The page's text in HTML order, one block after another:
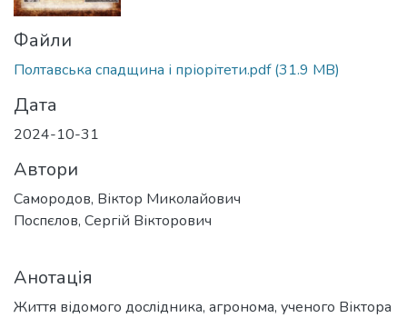
Файли
Полтавська спадщина і пріорітети.pdf(31.9 MB)
Дата
2024-10-31
Автори
Самородов, Віктор Миколайович
Поспєлов, Сергій Вікторович
Анотація
Життя відомого дослідника, агронома, ученого Віктора